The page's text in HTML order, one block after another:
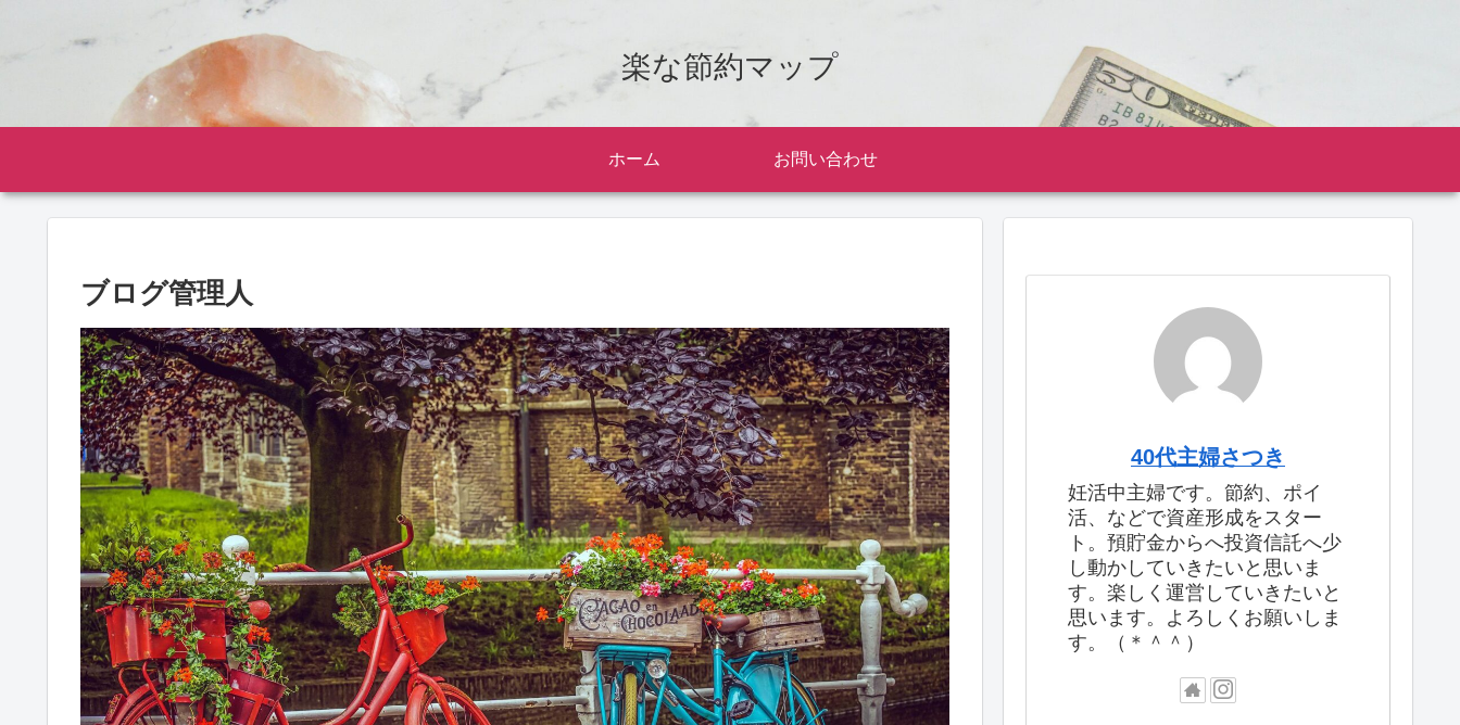
楽な節約マップ
ホーム お問い合わせ
ブログ管理人
40代主婦さつき
妊活中主婦です。節約、ポイ
活、などで資産形成をスター
ト。預貯金からへ投資信託へ少
し動かしていきたいと思いま
す。楽しく運営していきたいと
思います。よろしくお願いしま
す。（＊＾＾）